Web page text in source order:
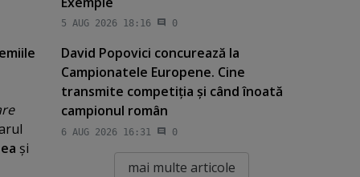
şi
5 AUG 2026 18:16 0
David Popovici concurează la
Campionatele Europene. Cine
transmite competiţia şi când înoată
campionul român
6 AUG 2026 16:31 0
mai multe articole